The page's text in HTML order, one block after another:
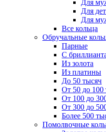
Для
Для
Для
Все кольца
Обручальные
Парные
С
Из золота
Из платины
До 50 тысяч
От 50 до 100
От 100 до
От 300 до
Более 500
Помолвочные